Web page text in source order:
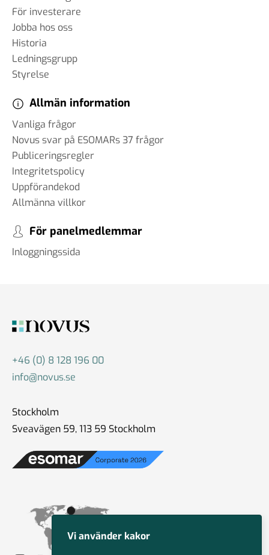
För investerare
Jobba hos oss
Historia
Ledningsgrupp
Styrelse
Allmän information
Vanliga frågor
Novus svar på ESOMARs 37 frågor
Publiceringsregler
Integritetspolicy
Uppförandekod
Allmänna villkor
För panelmedlemmar
Inloggningssida
+46 (0) 8 128 196 00
info@novus.se
Stockholm
Sveavägen 59, 113 59 Stockholm
Vi använder kakor